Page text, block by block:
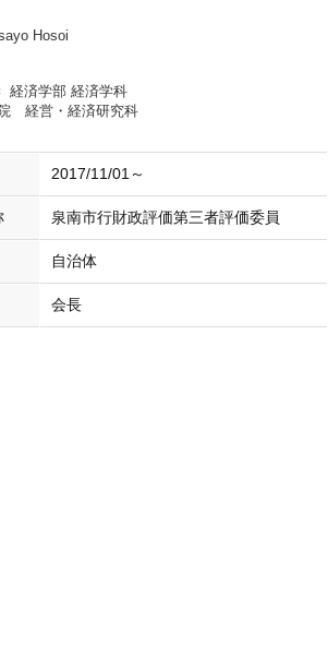
Hosoi
経済学部 経済学科
経営・経済研究科
2017/11/01～
泉南市行財政評価第三者評価委員
自治体
会長